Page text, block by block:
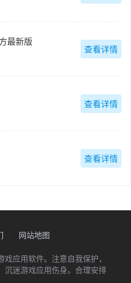
最新版
查看详情
查看详情
查看详情
网站地图
应用软件。注意自我保护，
沉迷游戏应用伤身。合理安排